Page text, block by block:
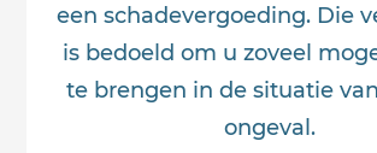
een schadevergoeding. Die
is bedoeld om u zoveel
te brengen in de situatie
ongeval.